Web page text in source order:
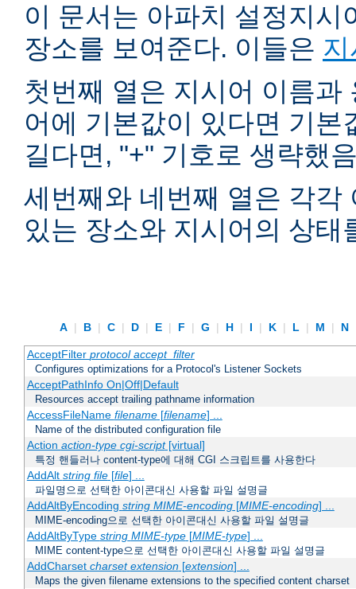
이 문서는 아파치 설정지
장소를 보여준다. 이들은
첫번째 열은 지시어 이름
어에 기본값이 있다면 기
길다면, "+" 기호로 생략했
세번째와 네번째 열은 각각
있는 장소와 지시어의 상태
A | B | C | D | E | F | G | H | I | K | L | M | N
AcceptFilter protocol accept_filter
Configures optimizations for a Protocol's Listener Sockets
AcceptPathInfo On|Off|Default
Resources accept trailing pathname information
AccessFileName filename[filename] ...
Name of the distributed configuration file
Action action-type cgi-script[virtual]
특정 핸들러나 content-type에 대해 CGI 스크립트를 사용한다
AddAlt string file[file] ...
파일명으로 선택한 아이콘대신 사용할 파일 설명글
AddAltByEncoding string MIME-encoding[MIME-encoding] ...
MIME-encoding으로 선택한 아이콘대신 사용할 파일 설명글
AddAltByType string MIME-type[MIME-type] ...
MIME content-type으로 선택한 아이콘대신 사용할 파일 설명글
AddCharset charset extension[extension] ...
Maps the given filename extensions to the specified content charset